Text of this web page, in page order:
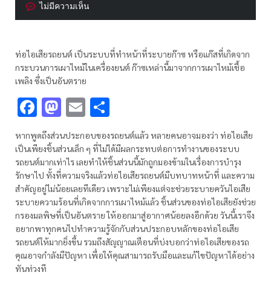
ไม่มีความเห็น
ท่อไอเสียรถยนต์ เป็นระบบที่ทำหน้าที่ระบายก๊าซ หรือแก๊สที่เกิดจาก
กระบวนการเผาไหม้ในเครื่องยนต์ ก๊าซเหล่านี้มาจากการเผาไหม้เชื้อ
เพลิง ซึ่งเป็นอันตราย
Facebook
Mastodon
Email
หากพูดถึงส่วนประกอบของรถยนต์แล้ว หลายคนอาจมองว่า ท่อไอเสีย
เป็นเพียงชิ้นส่วนเล็ก ๆ ที่ไม่ได้มีผลกระทบต่อการทำงานของระบบ
รถยนต์มากเท่าไร เลยทำให้ชิ้นส่วนนี้มักถูกมองข้ามในเรื่องการบำรุง
รักษาไป ทั้งที่ความจริงแล้วท่อไอเสียรถยนต์มีบทบาทหน้าที่ และความ
สำคัญอยู่ไม่น้อยเลยทีเดียว เพราะไม่เพียงแต่จะช่วยระบายควันไอเสีย
ระบายความร้อนที่เกิดจากการเผาไหม้แล้ว ชิ้นส่วนของท่อไอเสียยังช่วย
กรองมลพิษที่เป็นอันตราย ให้ออกมาสู่อากาศน้อยลงอีกด้วย วันนี้เราจึง
อยากพาทุกคนไปทำความรู้จักกับส่วนประกอบหลักของท่อไอเสีย
รถยนต์ให้มากยิ่งขึ้น รวมถึงสัญญาณเตือนที่บ่งบอกว่าท่อไอเสียของรถ
คุณอาจกำลังมีปัญหา เพื่อให้คุณสามารถรับมือและแก้ไขปัญหาได้อย่าง
ทันท่วงที